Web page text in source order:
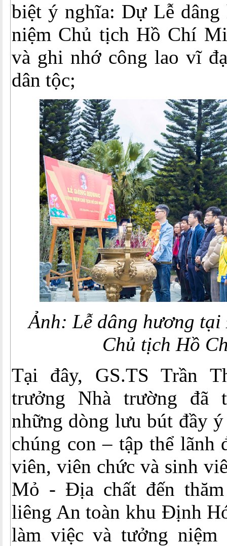
biệt ý nghĩa: Dự Lễ
niệm Chủ tịch Hồ Chí
và ghi nhớ công lao vĩ
dân tộc;
Ảnh: Lễ dâng hương
Chủ tịch Hồ
Tại đây, GS.TS Trần
trưởng Nhà trường đã
những dòng lưu bút đầy
chúng con – tập thể lãnh
viên, viên chức và sinh
Mỏ - Địa chất đến
liêng An toàn khu Định
làm việc và tưởng